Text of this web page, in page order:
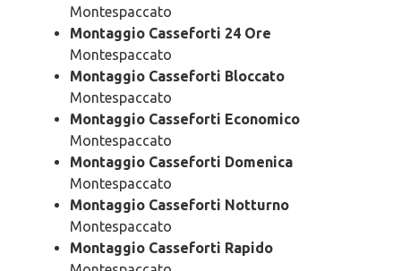
Montespaccato
Montaggio Casseforti 24 Ore
Montespaccato
Montaggio Casseforti Bloccato
Montespaccato
Montaggio Casseforti Economico
Montespaccato
Montaggio Casseforti Domenica
Montespaccato
Montaggio Casseforti Notturno
Montespaccato
Montaggio Casseforti Rapido